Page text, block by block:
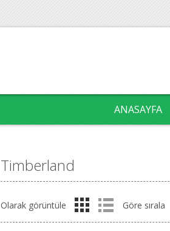
ANASAYFA
Timberland
Olarak görüntüle Göre sırala